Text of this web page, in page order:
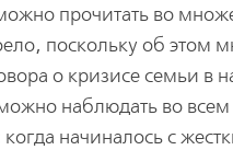
прочитать во
поскольку об этом
о кризисе семьи в
наблюдать во
начиналось с